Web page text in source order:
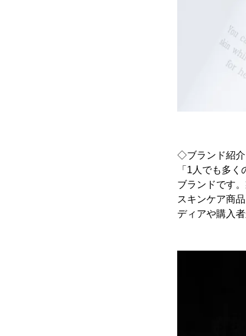
◇ブランド紹介
「1人でも多
ブランドです
スキンケア商
ディアや購入